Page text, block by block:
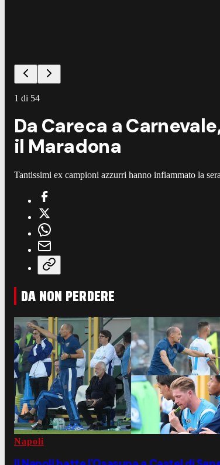
1 di 54
Da Careca a
il Maradona
Tantissimi ex campioni azzurri hanno infiammato la
DA NON PERDERE
Napoli